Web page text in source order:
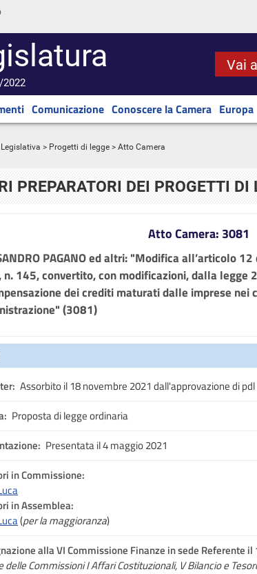
2022
Vai
Comunicazione Conoscere la Camera Europa
> Progetti di legge > Atto Camera
PREPARATORI DEI PROGETTI DI
Atto Camera: 3081
PAGANO ed altri: "Modifica all’articolo
145, convertito, con modificazioni, dalla legge
dei crediti maturati dalle imprese nei
(3081)
Assorbito il 18 novembre 2021 dall'approvazione di
Proposta di legge ordinaria
Presentata il 4 maggio 2021
in Commissione:
in Assemblea:
(per la maggioranza)
alla VI Commissione Finanze in sede Referente il
delle Commissioni I Affari Costituzionali, V Bilancio e